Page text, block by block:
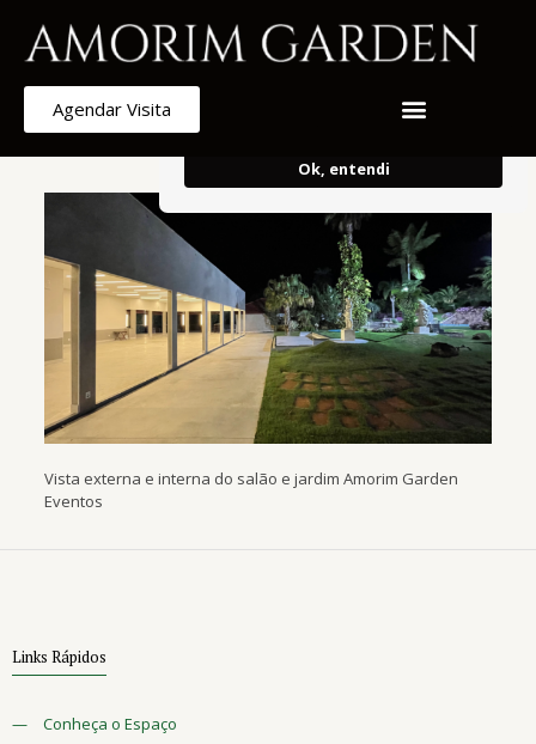
Armazenamos cookies para melhorar e
navegação.
Ao continuar, concorda
Ok, entendi
Agendar Visita
Vista externa e interna do salão e jardim Amorim Garden
Eventos
Links Rápidos
—
Conheça o Espaço